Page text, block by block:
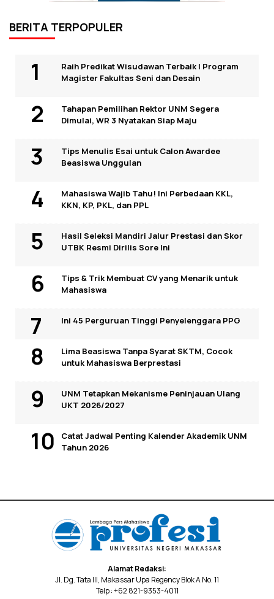
BERITA TERPOPULER
Raih Predikat Wisudawan Terbaik I Program
Magister Fakultas Seni dan Desain
Tahapan Pemilihan Rektor UNM Segera
Dimulai, WR 3 Nyatakan Siap Maju
Tips Menulis Esai untuk Calon Awardee
Beasiswa Unggulan
Mahasiswa Wajib Tahu! Ini Perbedaan KKL,
KKN, KP, PKL, dan PPL
Hasil Seleksi Mandiri Jalur Prestasi dan Skor
UTBK Resmi Dirilis Sore Ini
Tips & Trik Membuat CV yang Menarik untuk
Mahasiswa
Ini 45 Perguruan Tinggi Penyelenggara PPG
Lima Beasiswa Tanpa Syarat SKTM, Cocok
untuk Mahasiswa Berprestasi
UNM Tetapkan Mekanisme Peninjauan Ulang
UKT 2026/2027
Catat Jadwal Penting Kalender Akademik UNM
Tahun 2026
Alamat Redaksi:
Jl. Dg. Tata III, Makassar Upa Regency Blok A No. 11
Telp : +62 821-9353-4011